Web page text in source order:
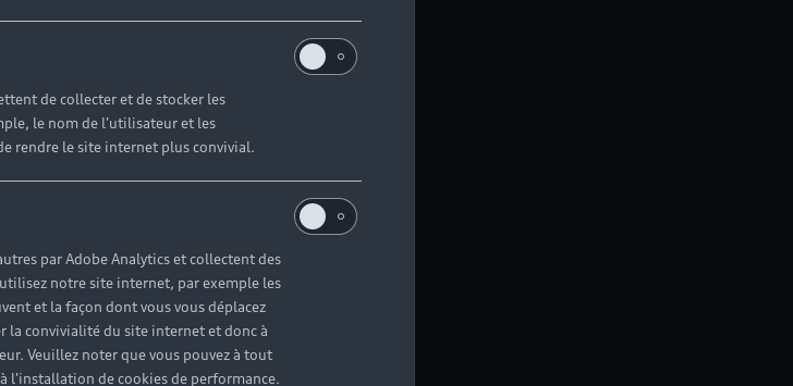
de collecter et de stocker les
le nom de l'utilisateur et les
rendre le site internet plus convivial.
par Adobe Analytics et collectent des
notre site internet, par exemple les
et la façon dont vous vous déplacez
la convivialité du site internet et donc à
Veuillez noter que vous pouvez à tout
l'installation de cookies de performance.